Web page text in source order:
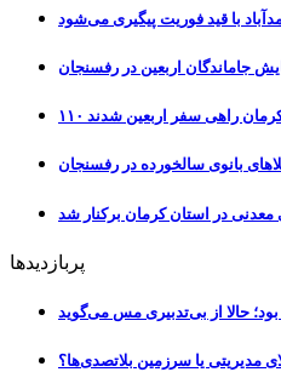
با قید فوریت پیگیری می‌شود
جاماندگان اربعین در رفسنجان
کرمان راهی سفر اربعین شدند
بانوی سالخورده در رفسنجان
در استان کرمان برکنار شد
پربازدیدها
حالا از بی‌تدبیری مس می‌گوید
مدیریتی یا سرزمین بلاتصدی‌ها؟